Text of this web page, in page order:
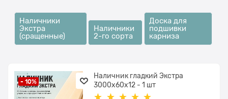
Наличники
Экстра
(сращенные)
Наличники
2-го сорта
Доска для
подшивки
карниза
- 10%
Наличник гладкий Экстра
3000x60x12 - 1 шт